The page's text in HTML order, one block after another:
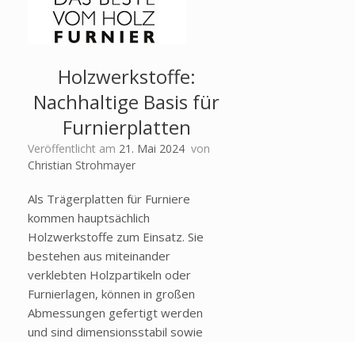
Holzwerkstoffe:
Nachhaltige Basis für
Furnierplatten
Veröffentlicht am 21. Mai 2024 von
Christian Strohmayer
Als Trägerplatten für Furniere
kommen hauptsächlich
Holzwerkstoffe zum Einsatz. Sie
bestehen aus miteinander
verklebten Holzpartikeln oder
Furnierlagen, können in großen
Abmessungen gefertigt werden
und sind dimensionsstabil sowie